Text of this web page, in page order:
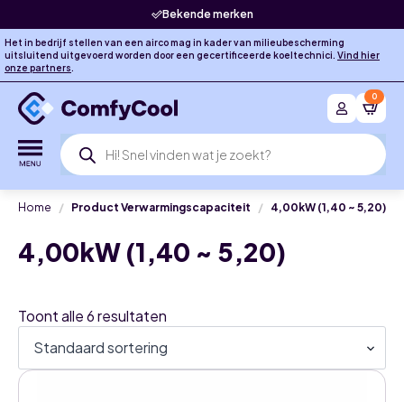
Bekende merken
Het in bedrijf stellen van een airco mag in kader van milieubescherming
uitsluitend uitgevoerd worden door een gecertificeerde koeltechnici. Vind hier
onze partners.
Producten
zoeken
0
Home Product Verwarmingscapaciteit 4,00kW (1,40 ~ 5,20)
4,00kW (1,40 ~ 5,20)
Toont alle 6 resultaten